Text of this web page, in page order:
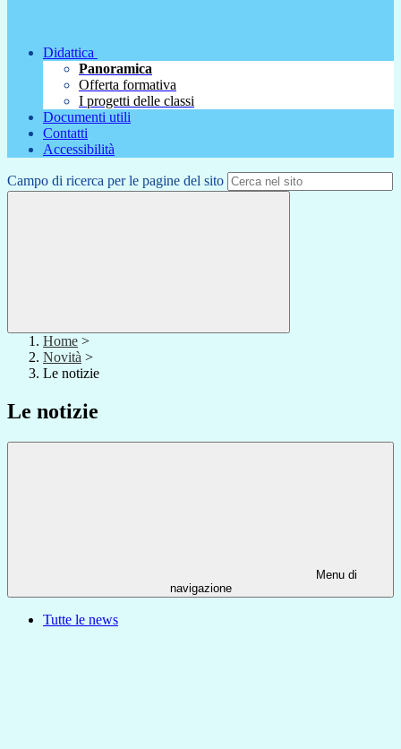
Didattica
Panoramica
Offerta formativa
I progetti delle classi
Documenti utili
Contatti
Accessibilità
Campo di ricerca per le pagine del sito
Home >
Novità >
Le notizie
Le notizie
Menu di
navigazione
Tutte le news